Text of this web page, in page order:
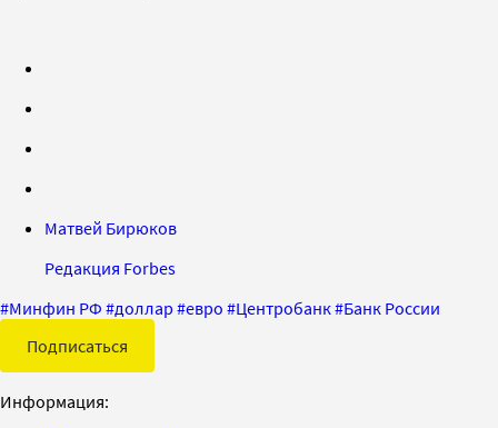
Матвей Бирюков
Редакция Forbes
#Минфин РФ #доллар #евро #Центробанк#Банк России
Подписаться
Информация: